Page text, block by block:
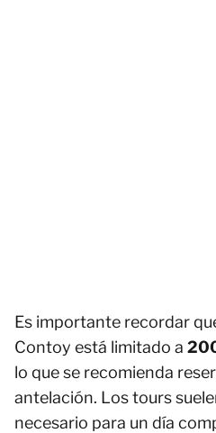
Es importante recordar
Contoy está limitado a
lo que se recomienda
antelación. Los tours
necesario para un día